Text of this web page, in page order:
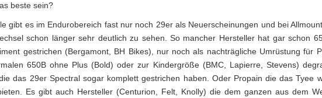
beste sein?
gibt es im Endurobereich fast nur noch 29er als Neuerscheinungen und bei
schon länger sehr deutlich zu sehen. So mancher Hersteller hat gar schon
gestrichen (Bergamont, BH Bikes), nur noch als nachträgliche Umrüstung für
650B ohne Plus (Bold) oder zur Kindergröße (BMC, Lapierre, Stevens)
das 29er Spectral sogar komplett gestrichen haben. Oder Propain die das Tyee
Es gibt auch Hersteller (Centurion, Felt, Knolly) die dem ganzen aus dem